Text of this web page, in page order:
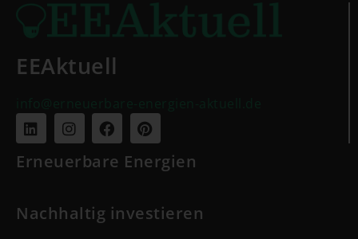
EEAktuell
Erneuerbare Energien
Nachhaltig investieren